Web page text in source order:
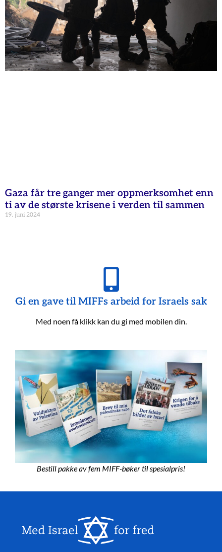
Gaza får tre ganger mer oppmerksomhet enn
ti av de største krisene i verden til sammen
19. juni 2024
Gi en gave til MIFFs arbeid for Israels sak
Med noen få klikk kan du gi med mobilen din.
Bestill pakke av fem MIFF-bøker til spesialpris!